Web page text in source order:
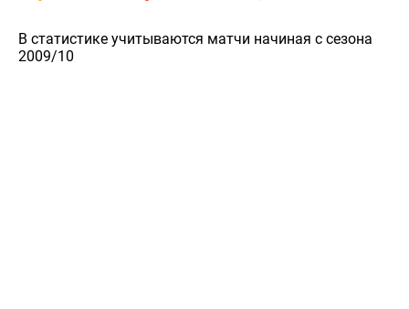
В статистике учитываются матчи начиная с сезона
2009/10